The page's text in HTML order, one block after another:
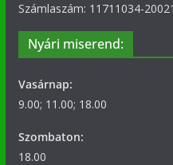
Számlaszám: 11711034-
Nyári miserend:
Vasárnap:
9.00; 11.00; 18.00
Szombaton:
18.00